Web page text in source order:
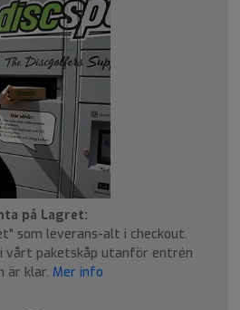
på Lagret:
som leverans-alt i checkout.
vårt paketskåp utanför entrén
är klar. Mer info